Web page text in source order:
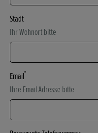
Stadt
Ihr Wohnort bitte
Email*
Ihre Email Adresse bitte